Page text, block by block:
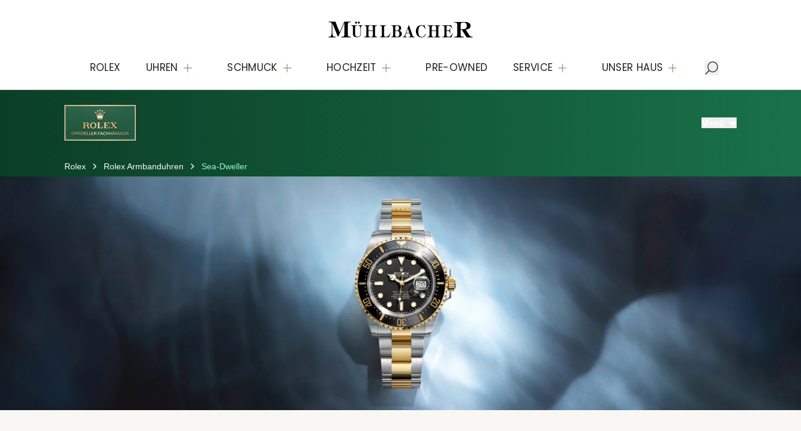
ROLEX UHREN SCHMUCK HOCHZEIT PRE-OWNED SERVICE UNSER HAUS
Rolex Rolex Armbanduhren Sea-Dweller